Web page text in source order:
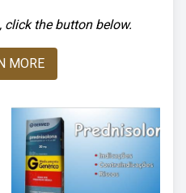
the button below.
MORE